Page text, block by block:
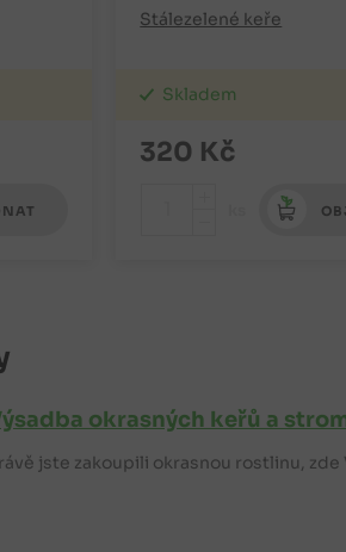
Stálezelené keře
Skladem
320 Kč
okrasných keřů a
jste zakoupili okrasnou rostlinu,